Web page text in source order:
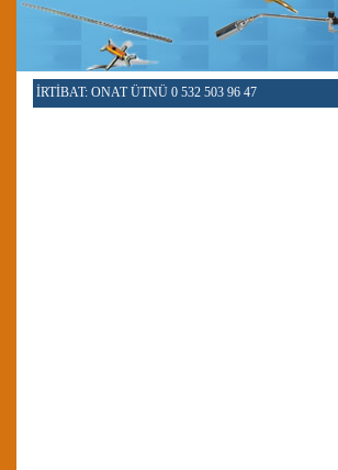
İRTİBAT: ONAT ÜTNÜ 0 532 503 96 47